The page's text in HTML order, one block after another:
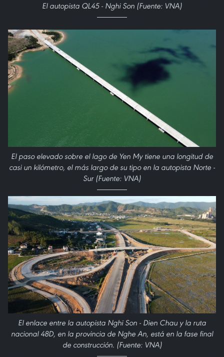
El autopista QL45 - Nghi Son (Fuente: VNA)
El paso elevado sobre el lago de Yen My tiene una longitud de
casi un kilómetro, el más largo de su tipo en la autopista Norte -
Sur (Fuente: VNA)
El enlace entre la autopista Nghi Son - Dien Chau y la ruta
nacional 48D, en la provincia de Nghe An, está en la fase final
de construcción. (Fuente: VNA)